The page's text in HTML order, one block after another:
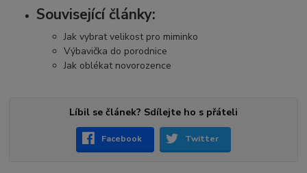
Související články:
Jak vybrat velikost pro miminko
Výbavička do porodnice
Jak oblékat novorozence
Líbil se článek? Sdílejte ho s přáteli
Facebook Twitter